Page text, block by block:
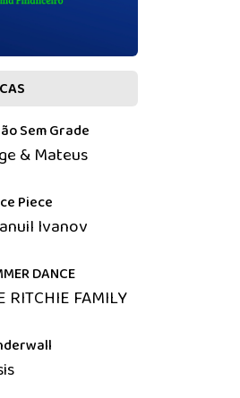
Sem Grade
& Mateus
Piece
Ivanov
DANCE
RITCHIE FAMILY